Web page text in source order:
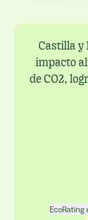
Castilla y
impacto
de CO2,